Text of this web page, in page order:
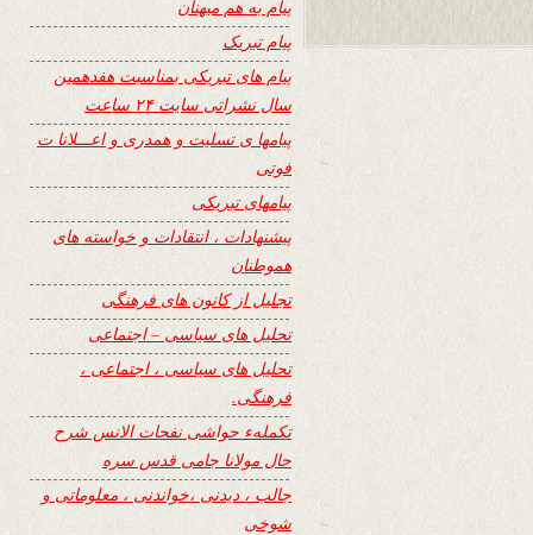
پیام به هم میهنان
پیام تبریک
پیام های تبریکی بمناسبت هفدهمین
سال نشراتی سایت ۲۴ ساعت
پیامها ی تسلیت و همدری و اعـــلانا ت
فوتی
پیامهای تبریکی
پیشنهادات ، انتقادات و خواسته های
هموطنان
تجلیل از کانون های فرهنگی
تحلیل های سیاسی – اجتماعی
تحلیل های سیاسی ، اجتماعی ،
فرهنگی.
تکملهء حواشی نفحات الانس شرح
حال مولانا جامی قدس سره
جالب ، دیدنی ،خواندنی ، معلوماتی و
شوخی